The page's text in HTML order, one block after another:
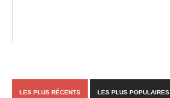
LES PLUS RÉCENTS LES PLUS POPULAIRES